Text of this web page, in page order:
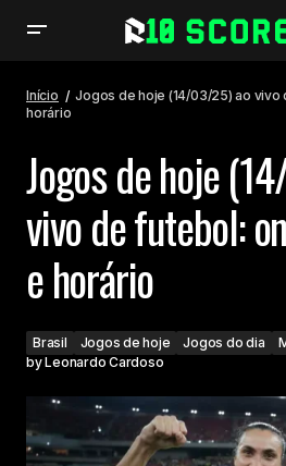
Início
Jogos de hoje (14/03/25) ao
horário
Jogos de hoje
vivo de futebol:
e horário
Brasil Jogos de hoje Jogos do dia
byLeonardo Cardoso